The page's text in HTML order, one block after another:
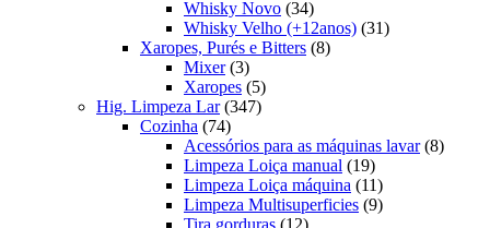
produtos
Whisky Novo 3434
produtos
Whisky Velho (+12anos) 3131
Xaropes, Purés e Bitters 88
Mixer 33
produtos
Xaropes 55
produtos
Hig. Limpeza Lar 347347
Cozinha 7474
produtos
Acessórios para as máquinas lavar 88
Limpeza Loiça manual 1919
produtos
Limpeza Loiça máquina 1111
produtos
Limpeza Multisuperficies 99
12